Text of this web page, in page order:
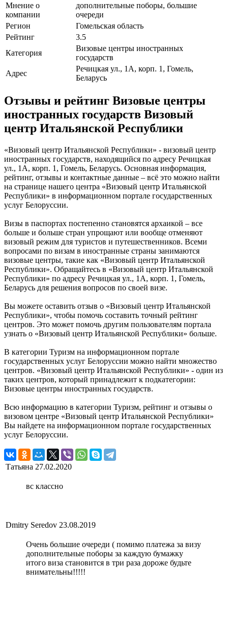
Мнение о
компании
дополнительные поборы, большие
очереди
Регион
Гомельская область
Рейтинг
3.5
Категория
Визовые центры иностранных
государств
Адрес
Речицкая ул., 1А, корп. 1, Гомель,
Беларусь
Отзывы и рейтинг Визовые центры
иностранных государств Визовый
центр Итальянской Республики
«Визовый центр Итальянской Республики» - визовый центр
иностранных государств, находящийся по адресу Речицкая
ул., 1А, корп. 1, Гомель, Беларусь. Основная информация,
рейтинг, отзывы и контактные данные – всё это можно найти
на странице нашего центра «Визовый центр Итальянской
Республики» в информационном портале государственных
услуг Белоруссии.
Визы в паспортах постепенно становятся архаикой – все
больше и больше стран упрощают или вообще отменяют
визовый режим для туристов и путешественников. Всеми
вопросами по визам в иностранные страны занимаются
визовые центры, такие как «Визовый центр Итальянской
Республики». Обращайтесь в «Визовый центр Итальянской
Республики» по адресу Речицкая ул., 1А, корп. 1, Гомель,
Беларусь для решения вопросов по своей визе.
Вы можете оставить отзыв о «Визовый центр Итальянской
Республики», чтобы помочь составить точный рейтинг
центров. Это может помочь другим пользователям портала
узнать о «Визовый центр Итальянской Республики» больше.
В категории Туризм на информационном портале
государственных услуг Белоруссии можно найти множество
центров. «Визовый центр Итальянской Республики» - один из
таких центров, который принадлежит к подкатегории:
Визовые центры иностранных государств.
Всю информацию в категории Туризм, рейтинг и отзывы о
визовом центре «Визовый центр Итальянской Республики»
Вы найдете на информационном портале государственных
услуг Белоруссии.
Татьяна 27.02.2020
вс классно
Dmitry Seredov 23.08.2019
Очень большие очереди ( помимо платежа за визу
дополнительные поборы за каждую бумажку
итого виза становится в три раза дороже будьте
внимательны!!!!!